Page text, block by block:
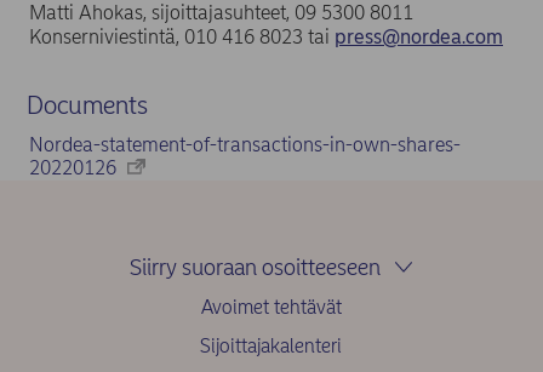
Matti Ahokas, sijoittajasuhteet, 09 5300 8011
Konserniviestintä, 010 416 8023 tai press@nordea.com
Documents
Nordea-statement-of-transactions-in-own-shares-
20220126
Siirry suoraan osoitteeseen
Avoimet tehtävät
Sijoittajakalenteri